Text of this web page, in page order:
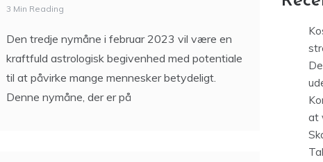
3 Min Reading
Den tredje nymåne i februar 2023 vil være en
kraftfuld astrologisk begivenhed med potentiale
til at påvirke mange mennesker betydeligt.
Denne nymåne, der er på
at